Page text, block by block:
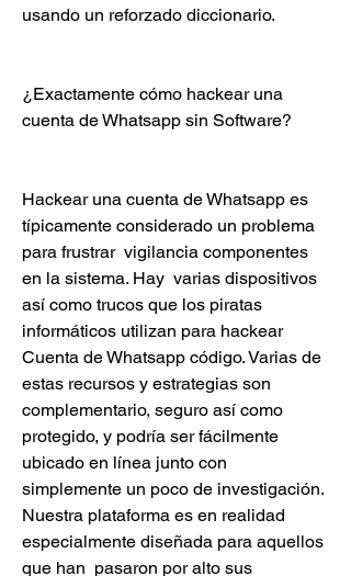
usando un reforzado diccionario.
¿Exactamente cómo hackear una
cuenta de Whatsapp sin Software?
Hackear una cuenta de Whatsapp es
típicamente considerado un problema
para frustrar  vigilancia componentes
en la sistema. Hay  varias dispositivos
así como trucos que los piratas
informáticos utilizan para hackear
Cuenta de Whatsapp código. Varias de
estas recursos y estrategias son
complementario, seguro así como
protegido, y podría ser fácilmente
ubicado en línea junto con
simplemente un poco de investigación.
Nuestra plataforma es en realidad
especialmente diseñada para aquellos
que han  pasaron por alto sus